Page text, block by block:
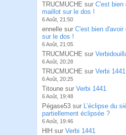
TRUCMUCHE sur C'est bien
maillot sur le dos !
6 Août, 21:50
ennelle sur C'est bien d'avoir
sur le dos !
6 Août, 21:05
TRUCMUCHE sur
6 Août, 20:28
TRUCMUCHE sur Verbi 1441
6 Août, 20:25
Titoune sur Verbi 1441
6 Août, 19:48
Pégase53 sur L’éclipse du
partiellement éclipsée ?
6 Août, 19:46
HlH sur Verbi 1441